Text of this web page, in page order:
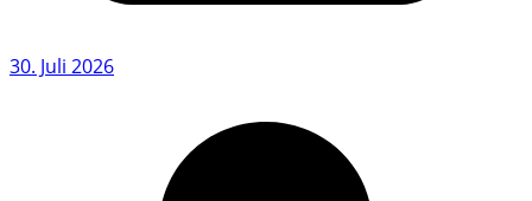
30. Juli 2026